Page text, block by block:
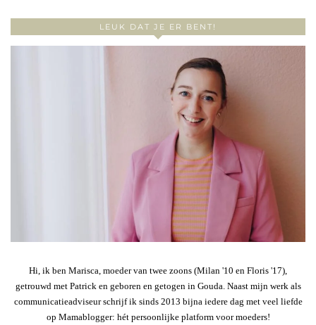
LEUK DAT JE ER BENT!
Hi, ik ben Marisca, moeder van twee zoons (Milan '10 en Floris '17),
getrouwd met Patrick en geboren en getogen in Gouda. Naast mijn werk als
communicatieadviseur schrijf ik sinds 2013 bijna iedere dag met veel liefde
op Mamablogger: hét persoonlijke platform voor moeders!